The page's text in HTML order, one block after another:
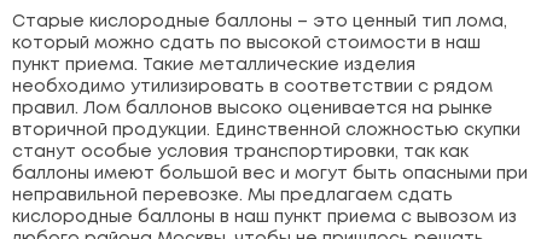
Старые кислородные баллоны – это ценный тип лома,
который можно сдать по высокой стоимости в наш
пункт приема. Такие металлические изделия
необходимо утилизировать в соответствии с рядом
правил. Лом баллонов высоко оценивается на рынке
вторичной продукции. Единственной сложностью скупки
станут особые условия транспортировки, так как
баллоны имеют большой вес и могут быть опасными при
неправильной перевозке. Мы предлагаем сдать
кислородные баллоны в наш пункт приема с вывозом из